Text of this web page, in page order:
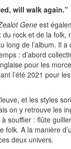
will walk again.”
Geneest
rock et de la folk,
long de l’album. Il a
: d’abord
pour les
l’été 2021 pour
et les styles
on y retrouve les
souffler : flûte
folk. A la manière
deux univers.